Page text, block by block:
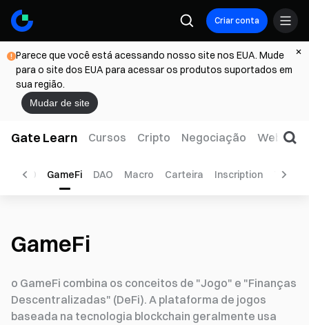
Criar conta
Parece que você está acessando nosso site nos EUA. Mude
para o site dos EUA para acessar os produtos suportados em
sua região.
Mudar de site
Gate Learn Cursos Cripto Negociação Web3
BRC-20 GameFi DAO Macro Carteira Inscription
GameFi
o GameFi combina os conceitos de "Jogo" e "Finanças
Descentralizadas" (DeFi). A plataforma de jogos
baseada na tecnologia blockchain geralmente usa